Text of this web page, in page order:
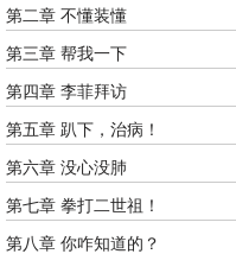
第二章 不懂装懂
第三章 帮我一下
第四章 李菲拜访
第五章 趴下，治病！
第六章 没心没肺
第七章 拳打二世祖！
第八章 你咋知道的？